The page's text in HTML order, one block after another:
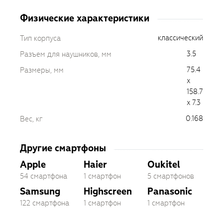
Физические характеристики
Тип корпуса
классический
Разъем для наушников, мм
3.5
Размеры, мм
75.4
x
158.7
x 7.3
Вес, кг
0.168
Другие смартфоны
Apple
54 смартфона
Samsung
122 смартфона
Haier
1 смартфон
Highscreen
1 смартфон
Oukitel
5 смартфонов
Panasonic
1 смартфон